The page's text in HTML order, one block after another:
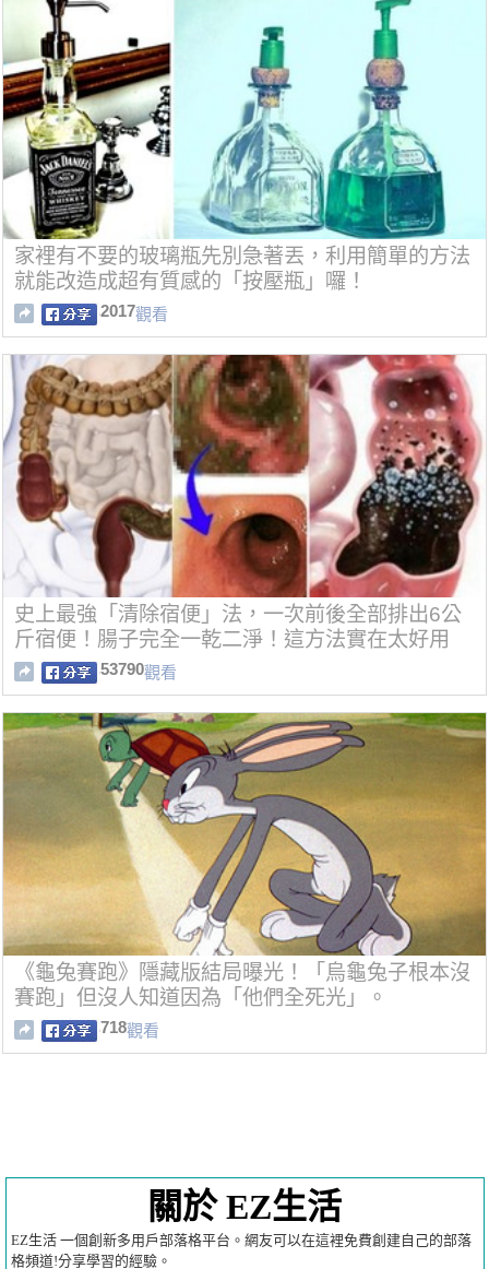
家裡有不要的玻璃瓶先別急著丟，利用簡單的方法
就能改造成超有質感的「按壓瓶」囉！
2017觀看
史上最強「清除宿便」法，一次前後全部排出6公
斤宿便！腸子完全一乾二淨！這方法實在太好用
了！
53790觀看
《龜兔賽跑》隱藏版結局曝光！「烏龜兔子根本沒
賽跑」但沒人知道因為「他們全死光」。
718觀看
關於 EZ生活
EZ生活 一個創新多用戶部落格平台。網友可以在這裡免費創建自己的部落
格頻道!分享學習的經驗。